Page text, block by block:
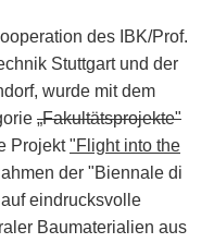
des IBK/Prof.
Stuttgart und der
wurde mit dem
„Fakultätsprojekte"
Projekt"Flight into the
der "Biennale di
eindrucksvolle
Baumaterialien aus